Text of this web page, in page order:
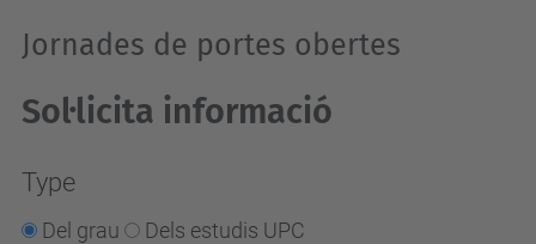
powered byUsercentrics
Consent Management
Platform
Jornades de portes obertes
Sol·licita informació
Type
Del grau Dels estudis UPC